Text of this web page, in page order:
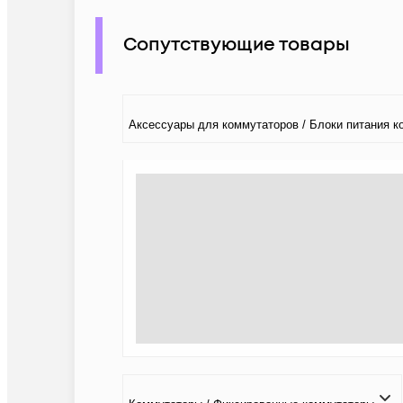
Сопутствующие товары
Аксессуары для коммутаторов / Блоки питания